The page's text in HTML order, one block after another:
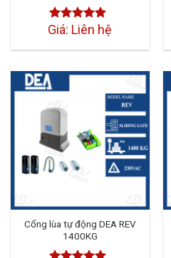
Được xếp
5 sao
Giá: Liên hệ
Cổng lùa tự động DEA REV
1400KG